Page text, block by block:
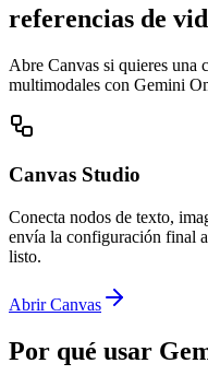
referencias de
Abre Canvas si quieres una
multimodales con Gemini
Canvas Studio
Conecta nodos de texto,
envía la configuración final
listo.
Abrir Canvas
Por qué usar